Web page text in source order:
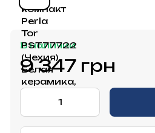
В наличии
9 347 грн